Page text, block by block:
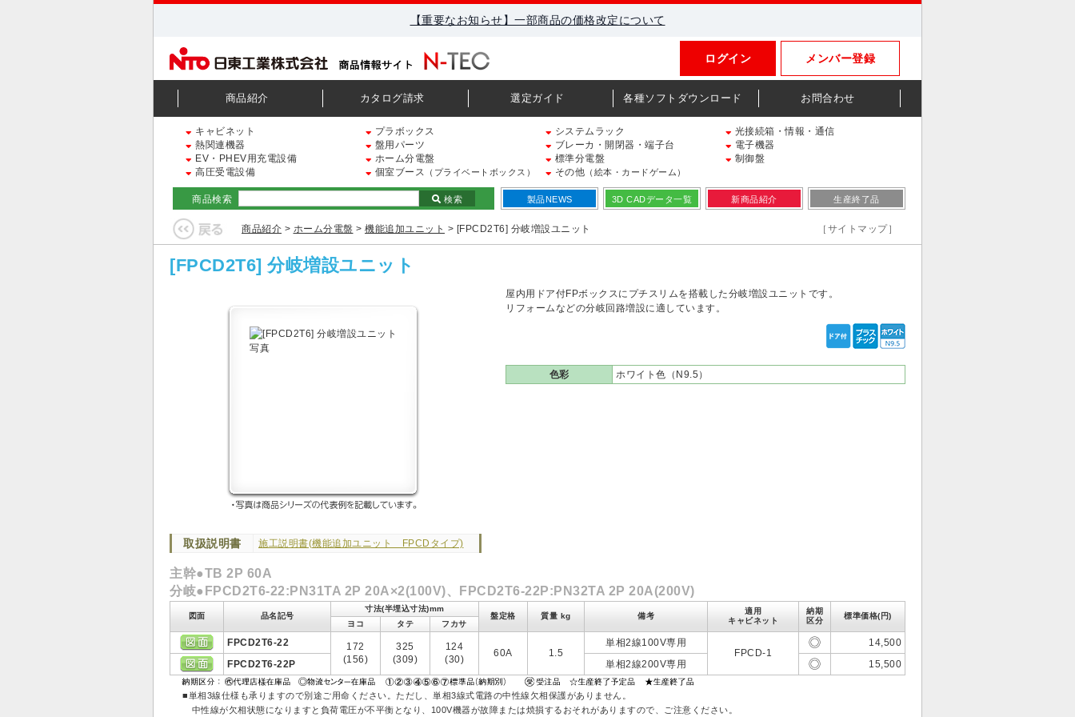
【重要なお知らせ】一部商品の価格改定について
メンバー登録
ログイン
商品紹介 カタログ請求 選定ガイド 各種ソフトダウンロード お問合わせ
キャビネット プラボックス システムラック
光接続箱・情報・通信
熱関連機器
盤用パーツ ブレーカ・開閉器・端子台
電子機器
EV・PHEV用充電設備
ホーム分電盤 標準分電盤
制御盤
高圧受電設備
個室ブース （プライベートボックス） その他 （絵本・カードゲーム）
商品検索 検索 製品NEWS 3D CADデータ一覧 新商品紹介 生産終了品
商品紹介 > ホーム分電盤 > 機能追加ユニット > [FPCD2T6] 分岐増設ユニット ［サイトマップ］
[FPCD2T6] 分岐増設ユニット
取扱説明書 施工説明書(機能追加ユニット FPCDタイプ)
屋内用ドア付FPボックスにプチスリムを搭載した分岐増設ユニットです。
リフォームなどの分岐回路増設に適しています。
色彩 ホワイト色（N9.5）
主幹●TB 2P 60A
分岐●FPCD2T6-22:PN31TA 2P 20A×2(100V)、FPCD2T6-22P:PN32TA 2P 20A(200V)
図面 品名記号
寸法(半埋込寸法)mm
盤定格
質量 kg 備考
適用
キャビネット
納期
区分
標準価格(円)
ヨコ
タテ フカサ
FPCD2T6-22
172
(156)
325
(309)
124
(30)
60A 1.5
単相2線100V専用
FPCD-1
14,500
FPCD2T6-22P
単相2線200V専用 15,500
■単相3線仕様も承りますので別途ご用命ください。ただし、単相3線式電路の中性線欠相保護がありません。
中性線が欠相状態になりますと負荷電圧が不平衡となり、100V機器が故障または焼損するおそれがありますので、ご注意ください。